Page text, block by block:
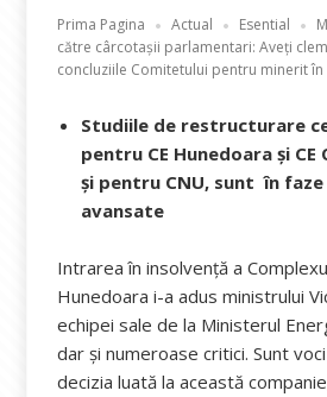
Prima Pagina Actual Esential
către cârcotașii parlamentari: Aveți
concluziile Comitetului pentru minerit în
Studiile de restructurare
pentru CE Hunedoara și
și pentru CNU, sunt în
avansate
Intrarea în insolvență a
Hunedoara i-a adus ministrului
echipei sale de la Ministerul
dar și numeroase critici. Sunt
decizia luată la această